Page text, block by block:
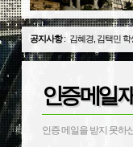
공지사항: 김혜경, 김택민
인증 메일
인증 메일을 받지 못하